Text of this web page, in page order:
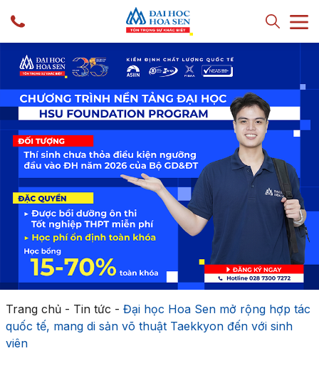
Trang chủ- Tin tức - Đại học Hoa Sen mở rộng hợp tác
quốc tế, mang di sản võ thuật Taekkyon đến với sinh
viên